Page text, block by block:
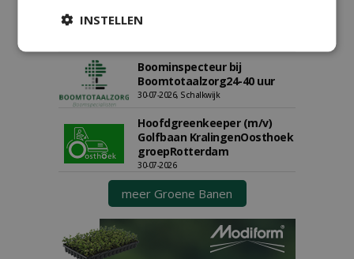
Boomtotaalzorg32-40 uur
Boominspecteur bij
Boomtotaalzorg24-40 uur
30-07-2026, Schalkwijk
Hoofdgreenkeeper (m/v)
Golfbaan KralingenOosthoek
groepRotterdam
30-07-2026
meer Groene Banen
INSTELLEN